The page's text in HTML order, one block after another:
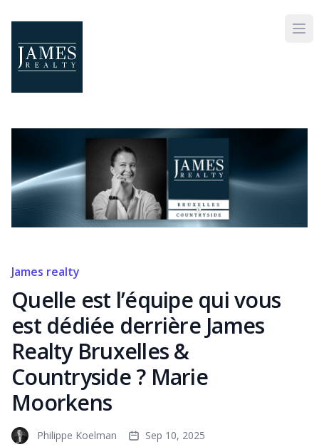
James realty
Quelle est l’équipe qui vous
est dédiée derrière James
Realty Bruxelles &
Countryside ? Marie
Moorkens
Philippe Koelman Sep 10, 2025